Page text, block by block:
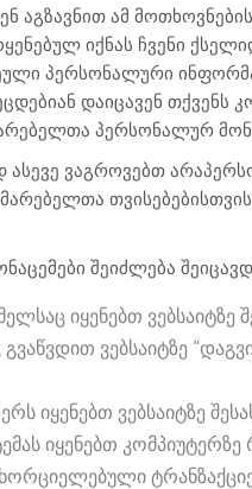
აგზავნით ამ
იქნას ჩვენი
პერსონალური
დაიცავენ
პერსონალურ
ასევე ვაგროვებთ
შეიძლება
იყენებთ ვებსაიტზე
ვებსაიტზე
იყენებთ ვებსაიტზე
იყენებთ